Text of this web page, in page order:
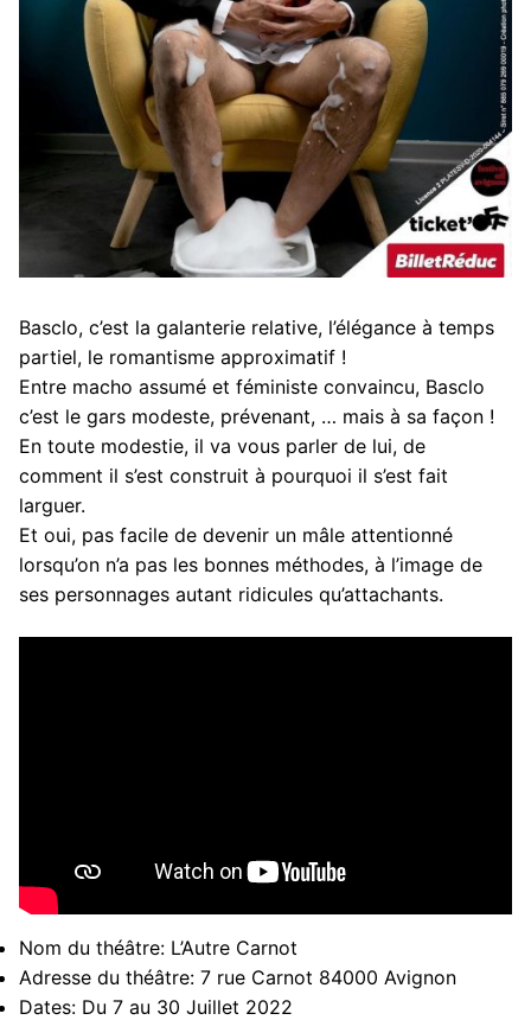
Basclo, c’est la galanterie relative, l’élégance à temps
partiel, le romantisme approximatif !
Entre macho assumé et féministe convaincu, Basclo
c’est le gars modeste, prévenant, … mais à sa façon !
En toute modestie, il va vous parler de lui, de
comment il s’est construit à pourquoi il s’est fait
larguer.
Et oui, pas facile de devenir un mâle attentionné
lorsqu’on n’a pas les bonnes méthodes, à l’image de
ses personnages autant ridicules qu’attachants.
Nom du théâtre: L’Autre Carnot
Adresse du théâtre: 7 rue Carnot 84000 Avignon
Dates: Du 7 au 30 Juillet 2022